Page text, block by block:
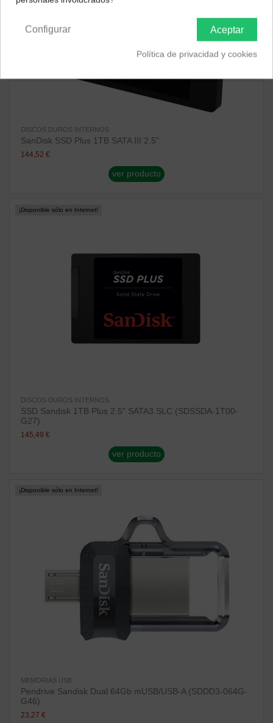
DISCOS DUROS INTERNOS
SanDisk SSD Plus 1TB SATA III 2.5"
144,52 €
ver producto
¡Disponible sólo en Internet!
DISCOS DUROS INTERNOS
SSD Sandisk 1TB Plus 2.5" SATA3 SLC (SDSSDA-1T00-
G27)
145,49 €
ver producto
¡Disponible sólo en Internet!
MEMORIAS USB
Pendrive Sandisk Dual 64Gb mUSB/USB-A (SDDD3-064G-
G46)
23,27 €
Aceptar
Configurar
Política de privacidad y cookies